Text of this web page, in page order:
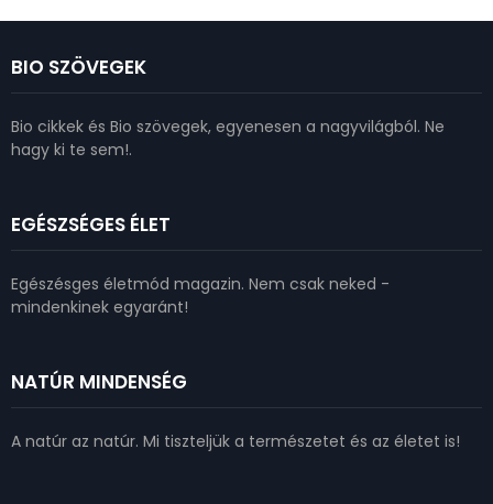
BIO SZÖVEGEK
Bio cikkek és Bio szövegek, egyenesen a nagyvilágból. Ne
hagy ki te sem!.
EGÉSZSÉGES ÉLET
Egészésges életmód magazin. Nem csak neked -
mindenkinek egyaránt!
NATÚR MINDENSÉG
A natúr az natúr. Mi tiszteljük a természetet és az életet is!